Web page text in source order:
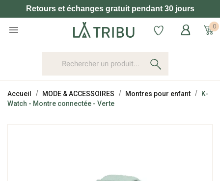
Retours et échanges gratuit pendant 30 jours
 0
Accueil MODE & ACCESSOIRES Montres pour enfant
K-
Watch - Montre connectée - Verte